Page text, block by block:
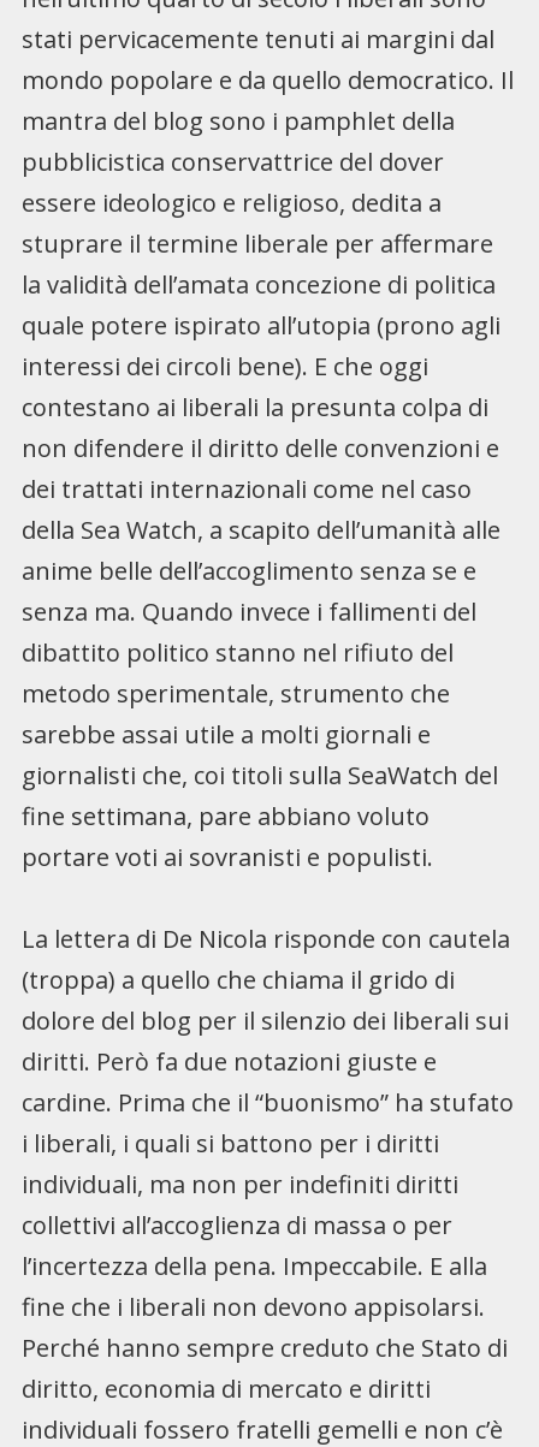
stati pervicacemente tenuti ai margini dal
mondo popolare e da quello democratico. Il
mantra del blog sono i pamphlet della
pubblicistica conservattrice del dover
essere ideologico e religioso, dedita a
stuprare il termine liberale per affermare
la validità dell’amata concezione di politica
quale potere ispirato all’utopia (prono agli
interessi dei circoli bene). E che oggi
contestano ai liberali la presunta colpa di
non difendere il diritto delle convenzioni e
dei trattati internazionali come nel caso
della Sea Watch, a scapito dell’umanità alle
anime belle dell’accoglimento senza se e
senza ma. Quando invece i fallimenti del
dibattito politico stanno nel rifiuto del
metodo sperimentale, strumento che
sarebbe assai utile a molti giornali e
giornalisti che, coi titoli sulla SeaWatch del
fine settimana, pare abbiano voluto
portare voti ai sovranisti e populisti.
La lettera di De Nicola risponde con cautela
(troppa) a quello che chiama il grido di
dolore del blog per il silenzio dei liberali sui
diritti. Però fa due notazioni giuste e
cardine. Prima che il “buonismo” ha stufato
i liberali, i quali si battono per i diritti
individuali, ma non per indefiniti diritti
collettivi all’accoglienza di massa o per
l’incertezza della pena. Impeccabile. E alla
fine che i liberali non devono appisolarsi.
Perché hanno sempre creduto che Stato di
diritto, economia di mercato e diritti
individuali fossero fratelli gemelli e non c’è